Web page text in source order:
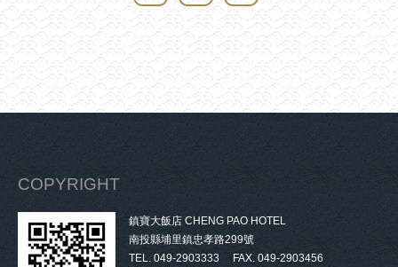
COPYRIGHT
鎮寶大飯店 CHENG PAO HOTEL
南投縣埔里鎮忠孝路299號
TEL. 049-2903333 FAX. 049-2903456